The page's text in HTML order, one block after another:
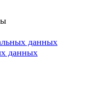
данных
данных